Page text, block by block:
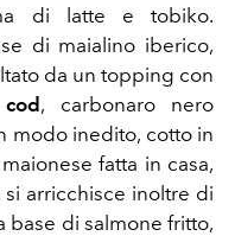
di latte e tobiko.
di maialino iberico,
da un topping con
, carbonaro nero
modo inedito, cotto in
fatta in casa,
arricchisce inoltre di
base di salmone fritto,